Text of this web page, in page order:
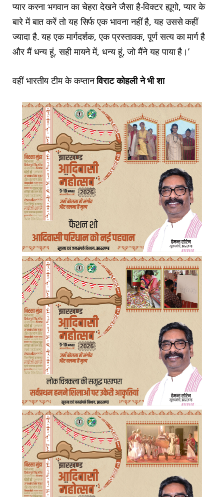
प्यार करना भगवान का चेहरा देखने जैसा है-विक्टर ह्यूगो, प्यार के
बारे में बात करें तो यह सिर्फ एक भावना नहीं है, यह उससे कहीं
ज्यादा है. यह एक मार्गदर्शक, एक प्रस्तावक, पूर्ण सत्य का मार्ग है
और मैं धन्य हूं, सही मायने में, धन्य हूं, जो मैंने यह पाया है।’
वहीं भारतीय टीम के कप्तानविराट कोहली ने भी शा